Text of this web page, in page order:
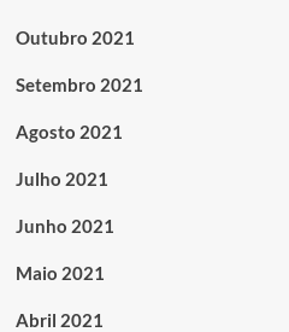
Outubro 2021
Setembro 2021
Agosto 2021
Julho 2021
Junho 2021
Maio 2021
Abril 2021